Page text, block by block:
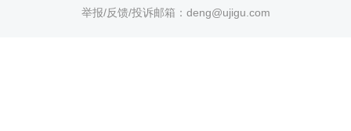
举报/反馈/投诉邮箱：deng@ujigu.com